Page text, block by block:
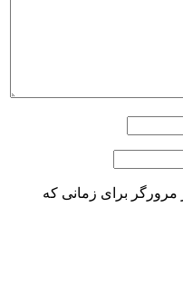
مرورگر برای زمانی که